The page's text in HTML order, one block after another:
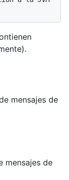
mensajes de
mensajes de